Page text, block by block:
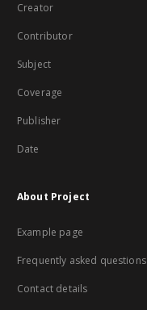
Creator
Contributor
Subject
Coverage
Publisher
Date
About Project
Example page
Frequently asked questions
Contact details